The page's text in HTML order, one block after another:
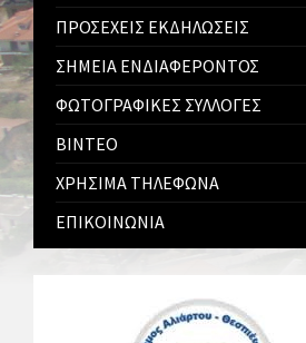
ΠΡΟΣΕΧΕΊΣ ΕΚΔΗΛΏΣΕΙΣ
ΣΗΜΕΊΑ ΕΝΔΙΑΦΈΡΟΝΤΟΣ
ΦΩΤΟΓΡΑΦΙΚΈΣ ΣΥΛΛΟΓΈΣ
ΒΊΝΤΕΟ
ΧΡΉΣΙΜΑ ΤΗΛΈΦΩΝΑ
ΕΠΙΚΟΙΝΩΝΊΑ